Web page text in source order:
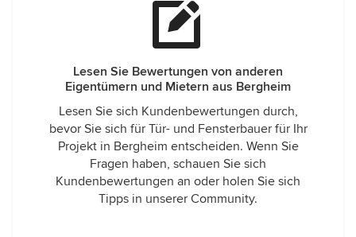
Lesen Sie Bewertungen von anderen
Eigentümern und Mietern aus Bergheim
Lesen Sie sich Kundenbewertungen durch,
bevor Sie sich für Tür- und Fensterbauer für Ihr
Projekt in Bergheim entscheiden. Wenn Sie
Fragen haben, schauen Sie sich
Kundenbewertungen an oder holen Sie sich
Tipps in unserer Community.